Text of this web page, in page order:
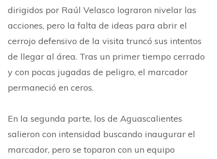
dirigidos por Raúl Velasco lograron nivelar las
acciones, pero la falta de ideas para abrir el
cerrojo defensivo de la visita truncó sus intentos
de llegar al área. Tras un primer tiempo cerrado
y con pocas jugadas de peligro, el marcador
permaneció en ceros.
En la segunda parte, los de Aguascalientes
salieron con intensidad buscando inaugurar el
marcador, pero se toparon con un equipo